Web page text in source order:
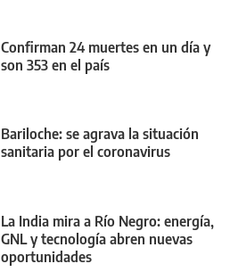
Confirman 24 muertes en un día y
son 353 en el país
Bariloche: se agrava la situación
sanitaria por el coronavirus
La India mira a Río Negro: energía,
GNL y tecnología abren nuevas
oportunidades